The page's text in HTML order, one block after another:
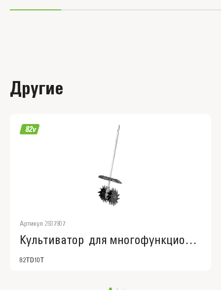
Полное описание
Другие
Артикул 2937907
Культиватор для многофункционального инструмента Greenworks 82TD10
82TD10T